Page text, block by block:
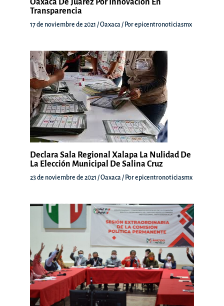
Oaxaca De Juárez Por Innovación En
Transparencia
17 de noviembre de 2021 /Oaxaca / Porepicentronoticiasmx
Declara Sala Regional Xalapa La Nulidad De
La Elección Municipal De Salina Cruz
23 de noviembre de 2021 /Oaxaca / Porepicentronoticiasmx